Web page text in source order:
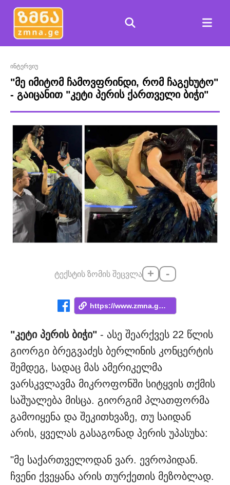
ინტერვიუ
"მე იმიტომ ჩამოვფრინდი, რომ ჩაგეხუტო"
- გაიცანით "კეტი პერის ქართველი ბიჭი"
ტექსტის ზომის შეცვლა + -
https://www.zmna.ge/news/keti-peris-bich...
"კეტი პერის ბიჭი" - ასე შეარქვეს 22 წლის
გიორგი ბრეგვაძეს ბერლინის კონცერტის
შემდეგ, სადაც მას ამერიკელმა
ვარსკვლავმა მიკროფონში სიტყვის თქმის
საშუალება მისცა. გიორგიმ პლათფორმა
გამოიყენა და შეკითხვაზე, თუ საიდან
არის, ყველას გასაგონად პერის უპასუხა:
"მე საქართველოდან ვარ. ევროპიდან.
ჩვენი ქვეყანა არის თურქეთის მეზობლად.